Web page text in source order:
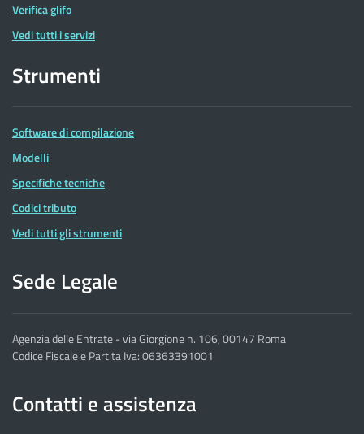
Verifica glifo
Vedi tutti i servizi
Strumenti
Software di compilazione
Modelli
Specifiche tecniche
Codici tributo
Vedi tutti gli strumenti
Sede Legale
Agenzia delle Entrate - via Giorgione n. 106, 00147 Roma
Codice Fiscale e Partita Iva: 06363391001
Contatti e assistenza